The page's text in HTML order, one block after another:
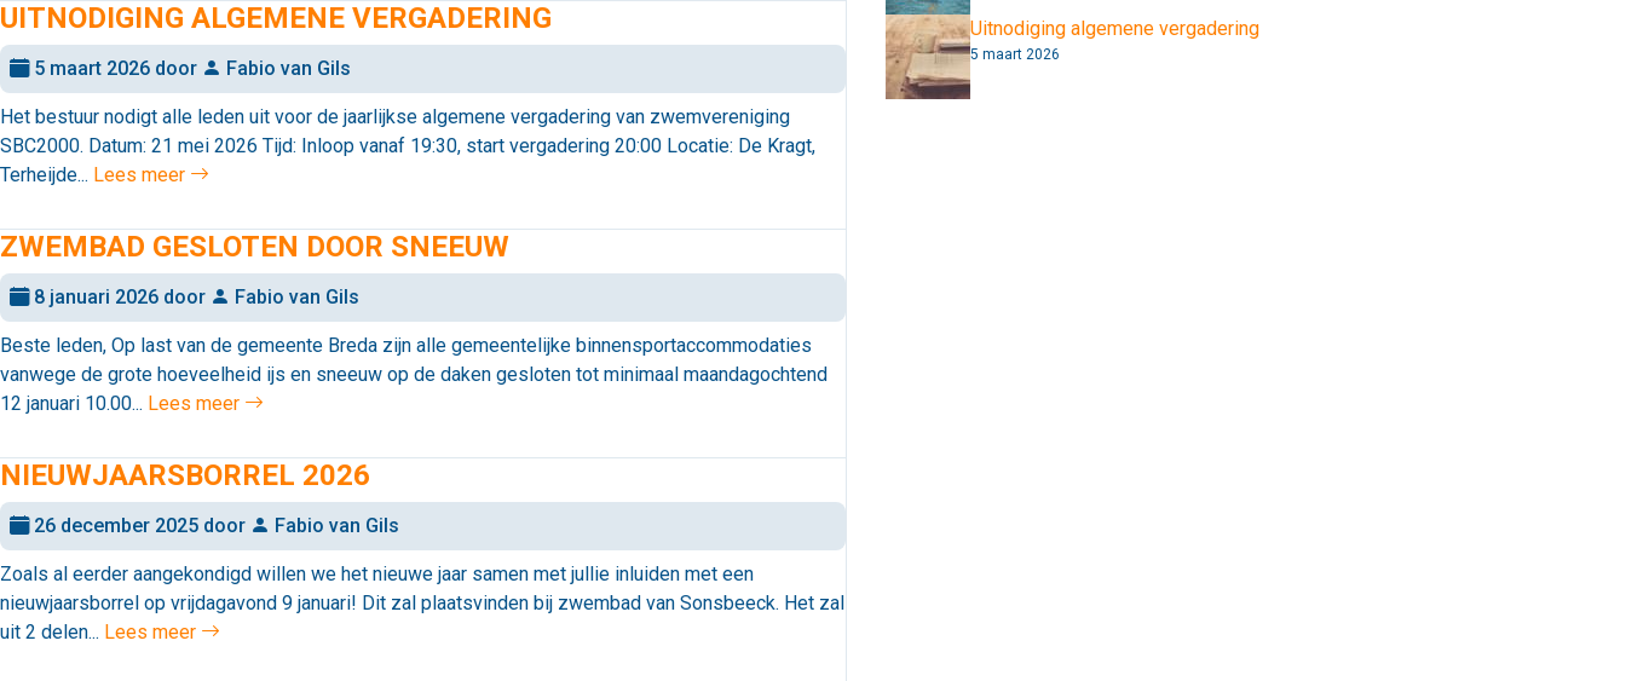
UITNODIGING ALGEMENE VERGADERING
5 maart 2026 door Fabio van Gils
Het bestuur nodigt alle leden uit voor de jaarlijkse algemene vergadering van zwemvereniging
SBC2000. Datum: 21 mei 2026 Tijd: Inloop vanaf 19:30, start vergadering 20:00 Locatie: De Kragt,
Terheijde... Lees meer
ZWEMBAD GESLOTEN DOOR SNEEUW
8 januari 2026 door Fabio van Gils
Beste leden, Op last van de gemeente Breda zijn alle gemeentelijke binnensportaccommodaties
vanwege de grote hoeveelheid ijs en sneeuw op de daken gesloten tot minimaal maandagochtend
12 januari 10.00... Lees meer
NIEUWJAARSBORREL 2026
26 december 2025 door Fabio van Gils
Zoals al eerder aangekondigd willen we het nieuwe jaar samen met jullie inluiden met een
nieuwjaarsborrel op vrijdagavond 9 januari! Dit zal plaatsvinden bij zwembad van Sonsbeeck. Het zal
uit 2 delen... Lees meer
Uitnodiging algemene vergadering
5 maart 2026